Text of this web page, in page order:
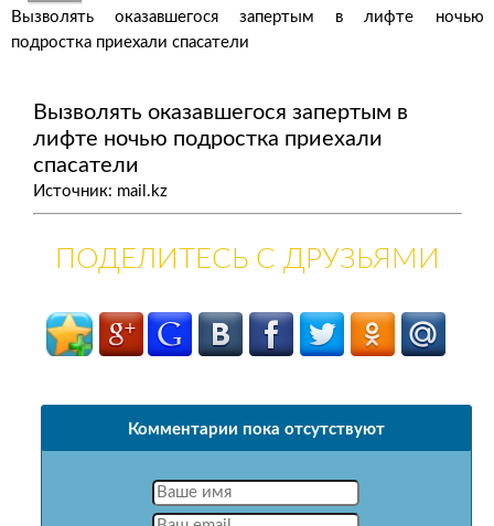
Вызволять оказавшегося запертым в лифте ночью
подростка приехали спасатели
Вызволять оказавшегося запертым в
лифте ночью подростка приехали
спасатели
Источник: mail.kz
ПОДЕЛИТЕСЬ С ДРУЗЬЯМИ
Комментарии пока отсутствуют